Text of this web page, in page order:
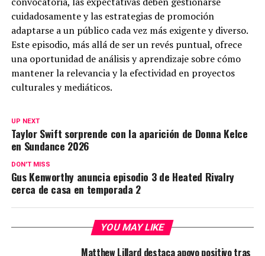
cuidadosamente y las estrategias de promoción
adaptarse a un público cada vez más exigente y diverso.
Este episodio, más allá de ser un revés puntual, ofrece
una oportunidad de análisis y aprendizaje sobre cómo
mantener la relevancia y la efectividad en proyectos
culturales y mediáticos.
UP NEXT
Taylor Swift sorprende con la aparición de Donna Kelce
en Sundance 2026
DON'T MISS
Gus Kenworthy anuncia episodio 3 de Heated Rivalry
cerca de casa en temporada 2
YOU MAY LIKE
Matthew Lillard destaca apoyo positivo tras